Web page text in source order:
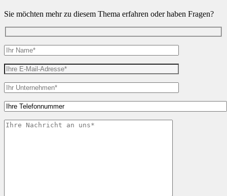
Sie möchten mehr zu diesem Thema erfahren oder haben Fragen?